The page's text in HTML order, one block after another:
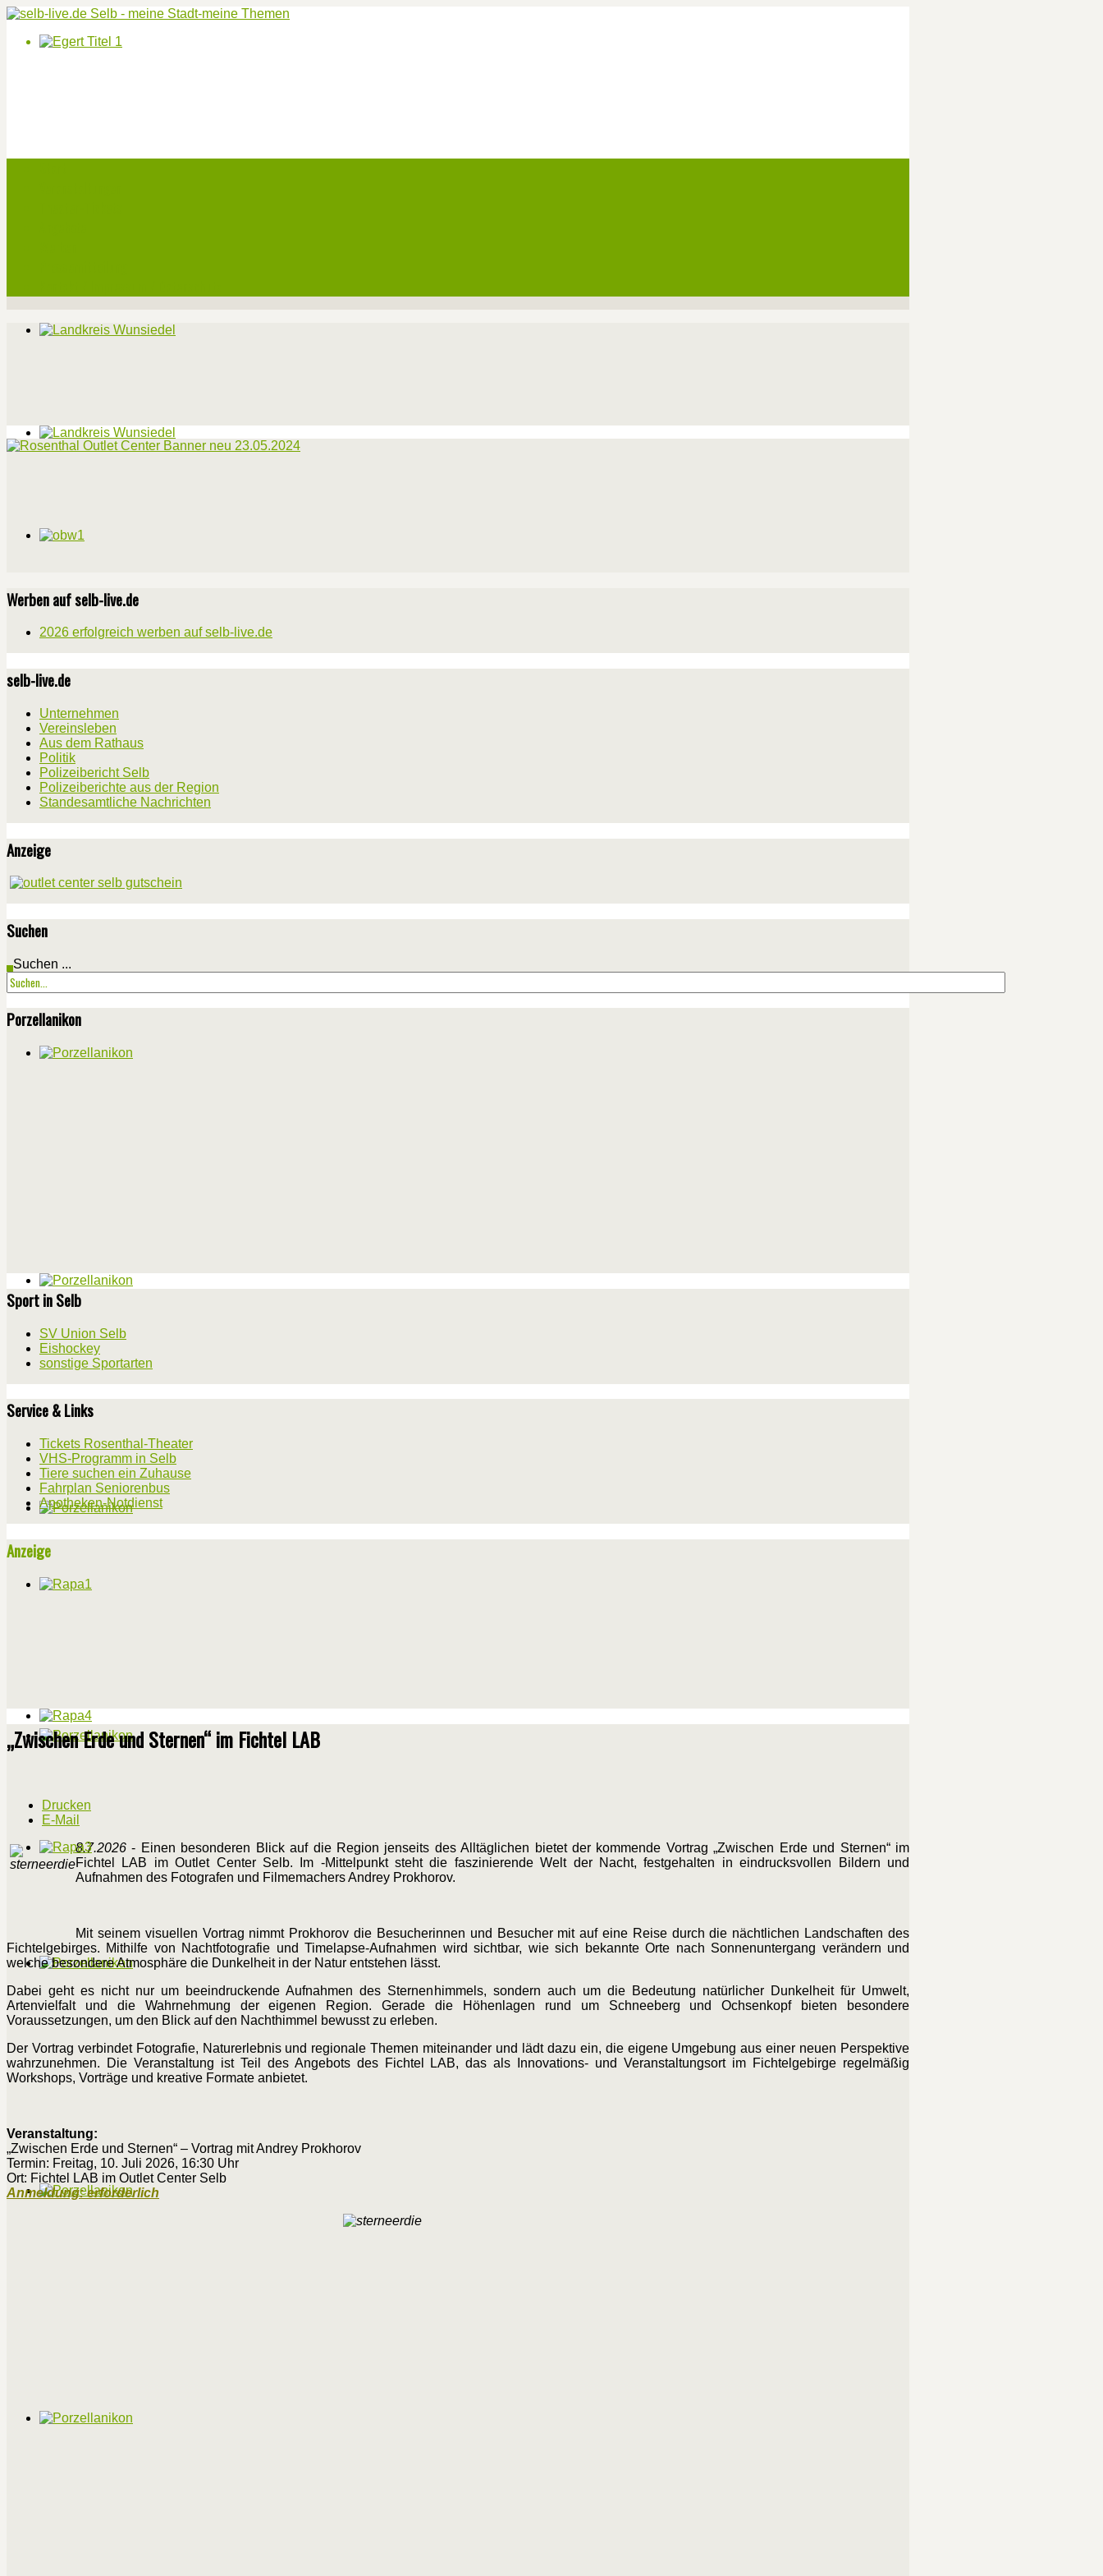
Werben auf selb-live.de
2026 erfolgreich werben auf selb-live.de
selb-live.de
Unternehmen
Vereinsleben
Aus dem Rathaus
Politik
Polizeibericht Selb
Polizeiberichte aus der Region
Standesamtliche Nachrichten
Anzeige
Suchen
Suchen ...
Porzellanikon
Sport in Selb
SV Union Selb
Eishockey
sonstige Sportarten
Service & Links
Tickets Rosenthal-Theater
VHS-Programm in Selb
Tiere suchen ein Zuhause
Fahrplan Seniorenbus
Apotheken-Notdienst
Anzeige
„Zwischen Erde und Sternen“ im Fichtel LAB
Drucken
E-Mail
8.7.2026 - Einen besonderen Blick auf die Region jenseits des Alltäglichen bietet der kommende Vortrag „Zwischen Erde und Sternen“ im
Fichtel LAB im Outlet Center Selb. Im -Mittelpunkt steht die faszinierende Welt der Nacht, festgehalten in eindrucksvollen Bildern und
Aufnahmen des Fotografen und Filmemachers Andrey Prokhorov.
Mit seinem visuellen Vortrag nimmt Prokhorov die Besucherinnen und Besucher mit auf eine Reise durch die nächtlichen Landschaften des
Fichtelgebirges. Mithilfe von Nachtfotografie und Timelapse-Aufnahmen wird sichtbar, wie sich bekannte Orte nach Sonnenuntergang verändern und
welche besondere Atmosphäre die Dunkelheit in der Natur entstehen lässt.
Dabei geht es nicht nur um beeindruckende Aufnahmen des Sternenhimmels, sondern auch um die Bedeutung natürlicher Dunkelheit für Umwelt,
Artenvielfalt und die Wahrnehmung der eigenen Region. Gerade die Höhenlagen rund um Schneeberg und Ochsenkopf bieten besondere
Voraussetzungen, um den Blick auf den Nachthimmel bewusst zu erleben.
Der Vortrag verbindet Fotografie, Naturerlebnis und regionale Themen miteinander und lädt dazu ein, die eigene Umgebung aus einer neuen Perspektive
wahrzunehmen. Die Veranstaltung ist Teil des Angebots des Fichtel LAB, das als Innovations- und Veranstaltungsort im Fichtelgebirge regelmäßig
Workshops, Vorträge und kreative Formate anbietet.
Veranstaltung:
„Zwischen Erde und Sternen“ – Vortrag mit Andrey Prokhorov
Termin: Freitag, 10. Juli 2026, 16:30 Uhr
Ort: Fichtel LAB im Outlet Center Selb
Anmeldung: erforderlich